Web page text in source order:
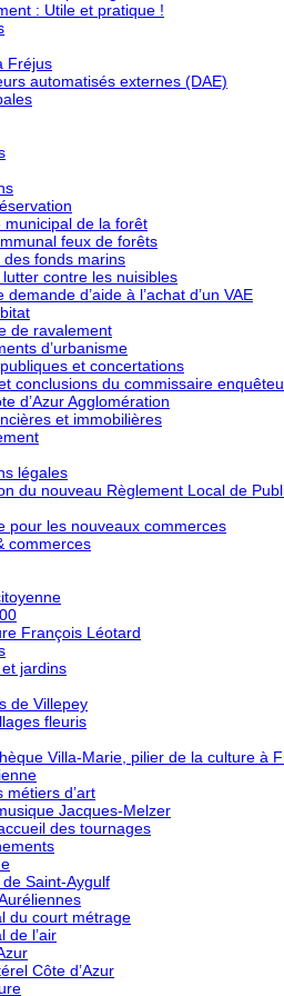
: Utile et pratique !
Fréjus
automatisés externes (DAE)
municipal de la forêt
feux de forêts
des fonds marins
lutter contre les nuisibles
demande d’aide à l’achat d’un VAE
de ravalement
d’urbanisme
et concertations
conclusions du commissaire
d’Azur Agglomération
et immobilières
légales
du nouveau Règlement Local de
pour les nouveaux commerces
commerces
François Léotard
jardins
de Villepey
fleuris
Villa-Marie, pilier de la culture à
métiers d’art
Jacques-Melzer
des tournages
Saint-Aygulf
du court métrage
de l’air
Côte d’Azur